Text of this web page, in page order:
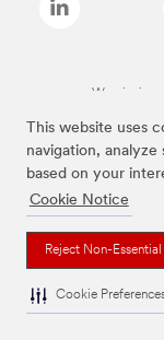
This website uses
navigation,
based on your
Cookie Notice
Reject Non-
Cookie